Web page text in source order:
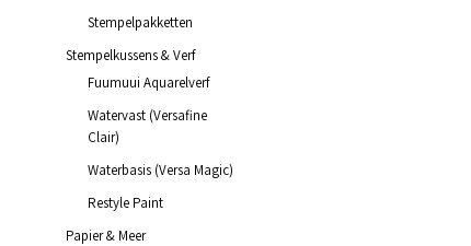
Stempelpakketten
Stempelkussens & Verf
Fuumuui Aquarelverf
Watervast (Versafine
Clair)
Waterbasis (Versa Magic)
Restyle Paint
Papier & Meer